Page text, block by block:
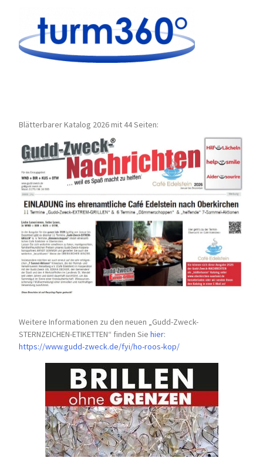
Blätterbarer Katalog 2026 mit 44 Seiten:
Weitere Informationen zu den neuen „Gudd-Zweck-
STERNZEICHEN-ETIKETTEN“ finden Siehier:
https://www.gudd-zweck.de/fyi/ho-roos-kop/